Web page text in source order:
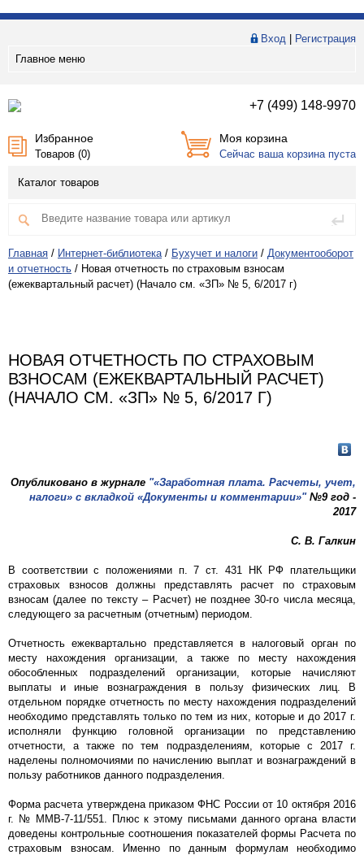
Вход
Регистрация
Главное меню
+7 (499) 148-9970
Избранное
Товаров (0)
Моя корзина
Сейчас ваша корзина пуста
Каталог товаров
Главная / Интернет-библиотека / Бухучет и налоги / Документооборот
и отчетность / Новая отчетность по страховым взносам
(ежеквартальный расчет) (Начало см. «ЗП» № 5, 6/2017 г)
НОВАЯ ОТЧЕТНОСТЬ ПО СТРАХОВЫМ
ВЗНОСАМ (ЕЖЕКВАРТАЛЬНЫЙ РАСЧЕТ)
(НАЧАЛО СМ. «ЗП» № 5, 6/2017 Г)
Опубликовано в журнале "«Заработная плата. Расчеты, учет,
налоги» с вкладкой «Документы и комментарии»"№9 год -
2017
С. В. Галкин
В соответствии с положениями п. 7 ст. 431 НК РФ плательщики
страховых взносов должны представлять расчет по страховым
взносам (далее по тексту – Расчет) не позднее 30-го числа месяца,
следующего за расчетным (отчетным) периодом.
Отчетность ежеквартально представляется в налоговый орган по
месту нахождения организации, а также по месту нахождения
обособленных подразделений организации, которые начисляют
выплаты и иные вознаграждения в пользу физических лиц. В
отдельном порядке отчетность по месту нахождения подразделений
необходимо представлять только по тем из них, которые и до 2017 г.
исполняли функцию головной организации по представлению
отчетности, а также по тем подразделениям, которые с 2017 г.
наделены полномочиями по начислению выплат и вознаграждений в
пользу работников данного подразделения.
Форма расчета утверждена приказом ФНС России от 10 октября 2016
г. № ММВ-7-11/551. Плюс к этому письмами данного органа власти
доведены контрольные соотношения показателей формы Расчета по
страховым взносам. Именно по данным формулам необходимо